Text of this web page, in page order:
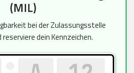
(MIL)
bei der Zulassungsstelle
dein Kennzeichen.